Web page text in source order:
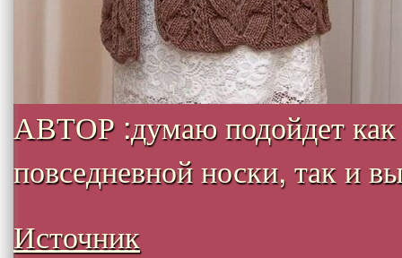
АВТОР :думаю подойдет как
повседневной носки, так и
Источник